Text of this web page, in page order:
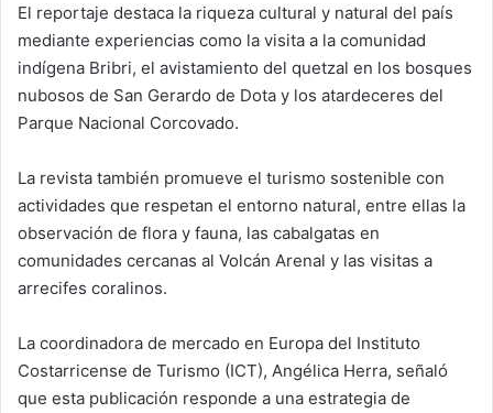
El reportaje destaca la riqueza cultural y natural del país
mediante experiencias como la visita a la comunidad
indígena Bribri, el avistamiento del quetzal en los bosques
nubosos de San Gerardo de Dota y los atardeceres del
Parque Nacional Corcovado.
La revista también promueve el turismo sostenible con
actividades que respetan el entorno natural, entre ellas la
observación de flora y fauna, las cabalgatas en
comunidades cercanas al Volcán Arenal y las visitas a
arrecifes coralinos.
La coordinadora de mercado en Europa del Instituto
Costarricense de Turismo (ICT), Angélica Herra, señaló
que esta publicación responde a una estrategia de